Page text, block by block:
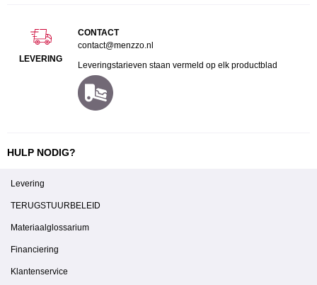
LEVERING
CONTACT
contact@menzzo.nl
Leveringstarieven staan vermeld op elk productblad
HULP NODIG?
Levering
TERUGSTUURBELEID
Materiaalglossarium
Financiering
Klantenservice